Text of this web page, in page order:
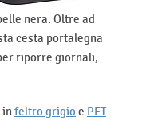
nera. Oltre ad
cesta portalegna
riporre giornali,
infeltro grigio e PET.